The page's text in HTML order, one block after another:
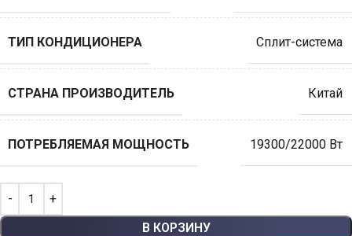
ТИП КОНДИЦИОНЕРА Сплит-система
СТРАНА ПРОИЗВОДИТЕЛЬ Китай
ПОТРЕБЛЯЕМАЯ МОЩНОСТЬ 19300/22000 Вт
В КОРЗИНУ